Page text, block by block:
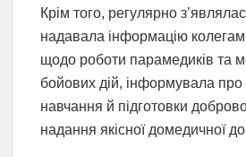
Крім того, регулярно
надавала інформацію
щодо роботи парамедиків та
бойових дій, інформувала про
навчання й підготовки
надання якісної домедичної